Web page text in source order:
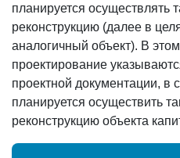
планируется осуществлять
реконструкцию (далее в
аналогичный объект). В
проектирование
проектной документации, в
планируется осуществить
реконструкцию объекта